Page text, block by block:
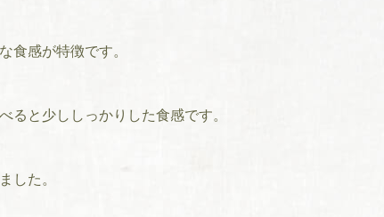
食感が特徴です。
ると少ししっかりした食感です。
した。